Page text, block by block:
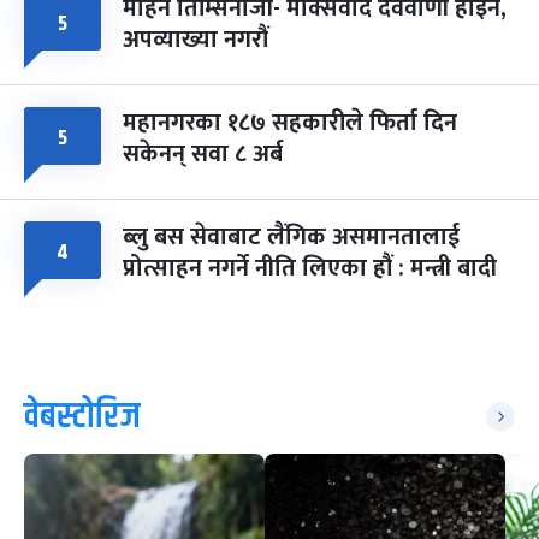
५ मोहन तिम्सिनाजी- मार्क्सवाद देववाणी होइन,
अपव्याख्या नगरौं
५ महानगरका १८७ सहकारीले फिर्ता दिन
सकेनन् सवा ८ अर्ब
४ ब्लु बस सेवाबाट लैंगिक असमानतालाई
प्रोत्साहन नगर्ने नीति लिएका हौं : मन्त्री बादी
वेबस्टोरिज